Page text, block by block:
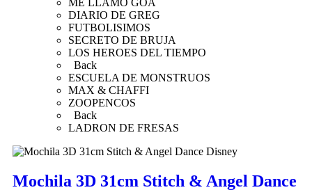
ME LLAMO GOA
DIARIO DE GREG
FUTBOLISIMOS
SECRETO DE BRUJA
LOS HEROES DEL TIEMPO
Back
ESCUELA DE MONSTRUOS
MAX & CHAFFI
ZOOPENCOS
Back
LADRON DE FRESAS
Mochila 3D 31cm Stitch & Angel Dance